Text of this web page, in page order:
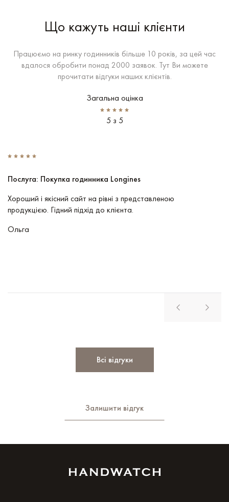
Що кажуть наші клієнти
Працюємо на ринку годинників більше 10 років, за цей час
вдалося обробити понад 2000 заявок. Тут Ви можете
прочитати відгуки наших клієнтів.
Загальна оцінка
5 з 5
Послуга: Покупка годинника Longines
Хороший і якісний сайт на рівні з представленою
продукцією. Гідний підхід до клієнта.
Ольга
Всі відгуки
Залишити відгук